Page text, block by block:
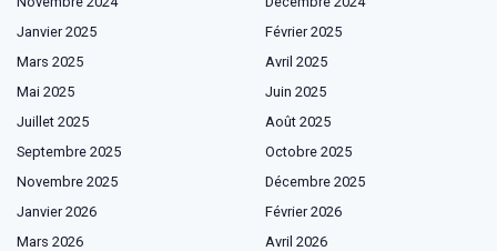
Janvier 2025
Février 2025
Mars 2025
Avril 2025
Mai 2025
Juin 2025
Juillet 2025
Août 2025
Septembre 2025
Octobre 2025
Novembre 2025
Décembre 2025
Janvier 2026
Février 2026
Mars 2026
Avril 2026